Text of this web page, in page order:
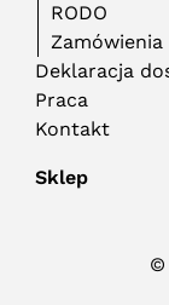
RODO
Deklaracja
Praca
Kontakt
Sklep
©